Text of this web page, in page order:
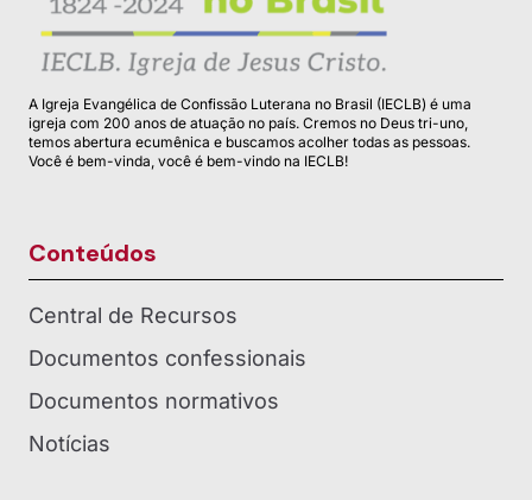
A Igreja Evangélica de Confissão Luterana no Brasil (IECLB) é uma
igreja com 200 anos de atuação no país. Cremos no Deus tri-uno,
temos abertura ecumênica e buscamos acolher todas as pessoas.
Você é bem-vinda, você é bem-vindo na IECLB!
Conteúdos
Central de Recursos
Documentos confessionais
Documentos normativos
Notícias